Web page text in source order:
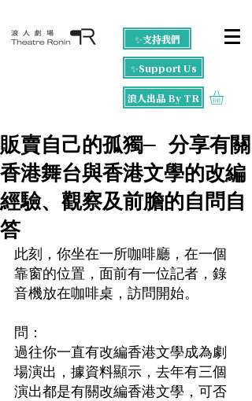
✨支持我們
✨Support Us
浪人出品 By TR
販賣自己的孤獨─ 分享有關
香港舞台與香港文學的改編
經驗、觀察及前膽的自問自
答
此刻，你坐在一所咖啡廳，在一個
靠窗的位置，面前有一位記者，錄
音機放在咖啡桌，訪問開始。
問：
過往你一直有改編香港文學成為劇
場演出，據資料顯示，去年有三個
演出都是有關改編香港文學，可否